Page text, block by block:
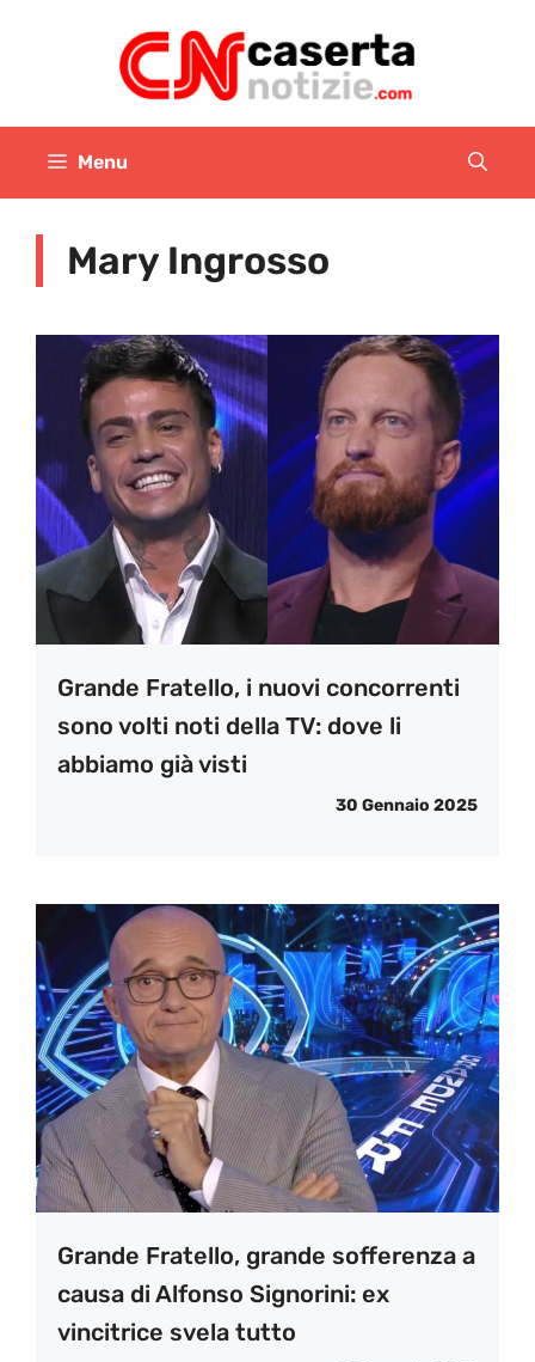
Menu
Mary Ingrosso
Grande Fratello, i nuovi concorrenti
sono volti noti della TV: dove li
abbiamo già visti
30 Gennaio 2025
Grande Fratello, grande sofferenza a
causa di Alfonso Signorini: ex
vincitrice svela tutto